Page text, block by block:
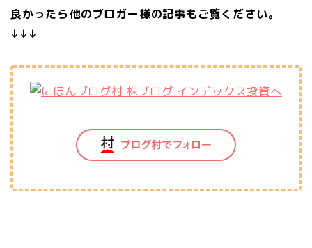
良かったら他のブロガー様の記事もご覧ください。
↓↓↓